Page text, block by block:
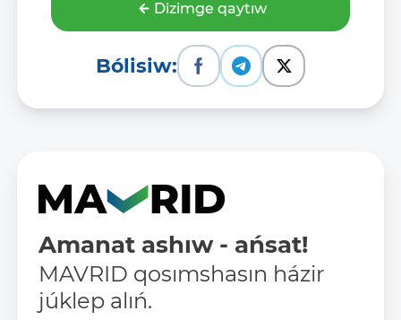
Dizimge qaytıw
Bólisiw:
Amanat ashıw - ańsat!
MAVRID qosımshasın házir
júklep alıń.